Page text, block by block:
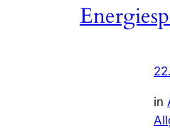
in